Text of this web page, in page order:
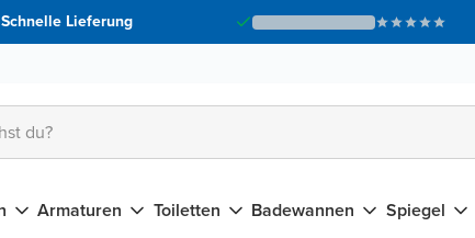
Schnelle Lieferung
Armaturen Toiletten Badewannen Spiegel